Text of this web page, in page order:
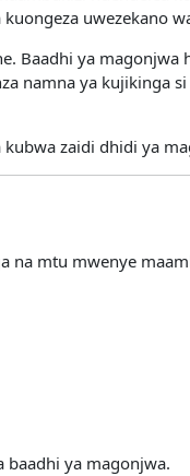
uwezekano
Baadhi ya magonjwa
namna ya kujikinga
zaidi dhidi ya
mtu mwenye
baadhi ya magonjwa.